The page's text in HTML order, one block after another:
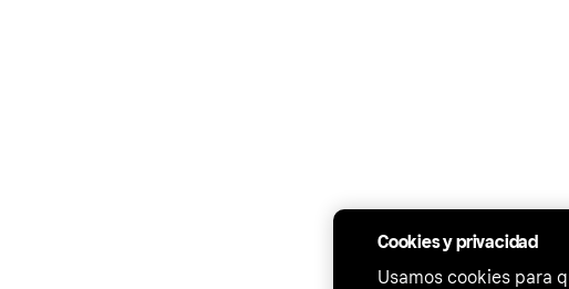
Cookies y privacidad
Usamos cookies para